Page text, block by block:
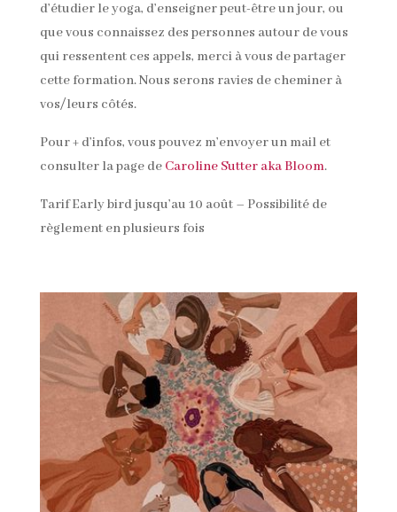
d’étudier le yoga, d’enseigner peut-être un jour, ou
que vous connaissez des personnes autour de vous
qui ressentent ces appels, merci à vous de partager
cette formation. Nous serons ravies de cheminer à
vos/leurs côtés.
Pour + d’infos, vous pouvez m’envoyer un mail et
consulter la page de Caroline Sutter aka Bloom.
Tarif Early bird jusqu’au 10 août – Possibilité de
règlement en plusieurs fois